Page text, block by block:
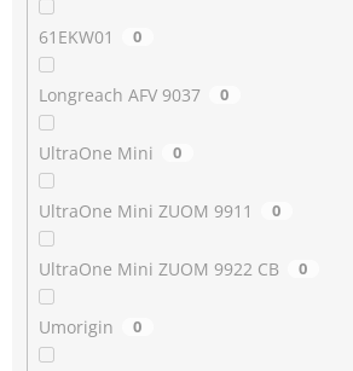
61EKW01 0
Longreach AFV 9037 0
UltraOne Mini 0
UltraOne Mini ZUOM 9911 0
UltraOne Mini ZUOM 9922 CB 0
Umorigin 0